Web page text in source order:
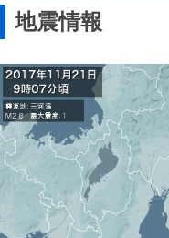
地震情報